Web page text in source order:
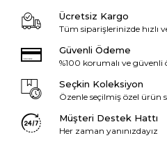
Ücretsiz Kargo
Tüm siparişlerinizde hızlı
Güvenli Ödeme
%100 korumalı ve güvenli
Seçkin Koleksiyon
Özenle seçilmiş özel ürün
Müşteri Destek Hattı
Her zaman yanınızdayız